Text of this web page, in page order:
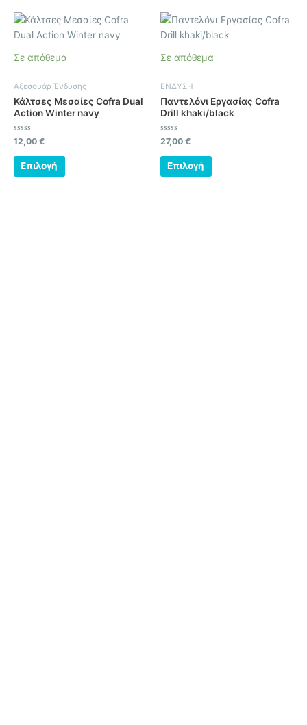
του
προϊόντος
Σε απόθεμα
Αξεσουάρ Ένδυσης
Κάλτσες Μεσαίες Cofra Dual
Action Winter navy
Βαθμολογήθηκε
με
0
από
12,00 €
Επιλογή
Αυτό
το
έχει
παραλλαγές.
Οι
να
Σε απόθεμα
ΕΝΔΥΣΗ
Παντελόνι Εργασίας Cofra
Drill khaki/black
Βαθμολογήθηκε
με
0
από
27,00 €
Επιλογή
Αυτό
το
έχει
παραλλαγές.
Οι
να